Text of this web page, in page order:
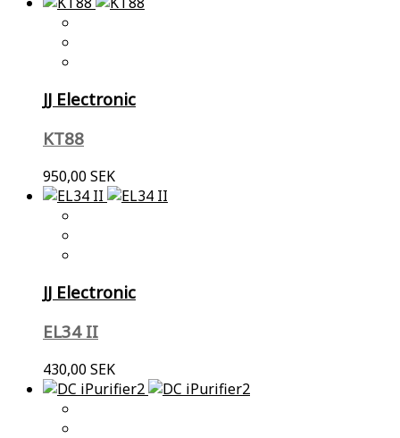
JJ Electronic
KT88
950,00 SEK
JJ Electronic
EL34 II
430,00 SEK